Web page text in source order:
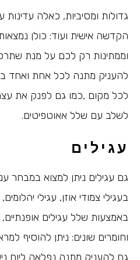
גדולות ומסיביות, כאלה
הקדשה אישית ועוד: כולן
וממתינות רק לכם על מנת
להעניק מתנה לכל אחת ואחד
לכל מקום ,כמו גם לפנק את
לשלב עם שלל אאוטפיטים.
עגילים
גם עגילים ניתן למצוא במבחר
בעגילי צמודי אוזן, עגילי
באמצעות שלל עגילים
וחומרים שונים: ניתן להוסיף
גם להעניק מתנה נפלאה ליום